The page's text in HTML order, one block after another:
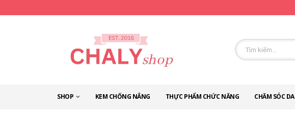
SHOP KEM CHỐNG NẮNG THỰC PHẨM CHỨC NĂNG CHĂM SÓC DA